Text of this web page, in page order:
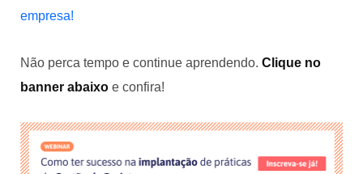
empresa!
Não perca tempo e continue aprendendo. Clique no
banner abaixo e confira!